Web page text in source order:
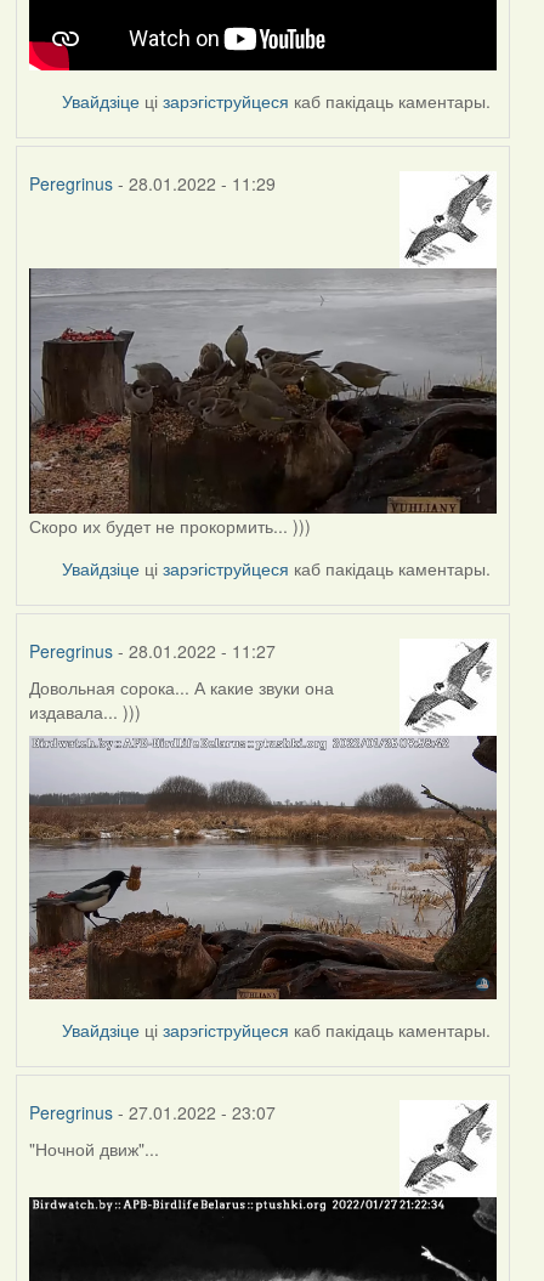
Увайдзіце цізарэгіструйцеся каб пакідаць каментары.
Peregrinus- 28.01.2022 - 11:29
Скоро их будет не прокормить... )))
Увайдзіце цізарэгіструйцеся каб пакідаць каментары.
Peregrinus- 28.01.2022 - 11:27
Довольная сорока... А какие звуки она
издавала... )))
Увайдзіце цізарэгіструйцеся каб пакідаць каментары.
Peregrinus- 27.01.2022 - 23:07
"Ночной движ"...